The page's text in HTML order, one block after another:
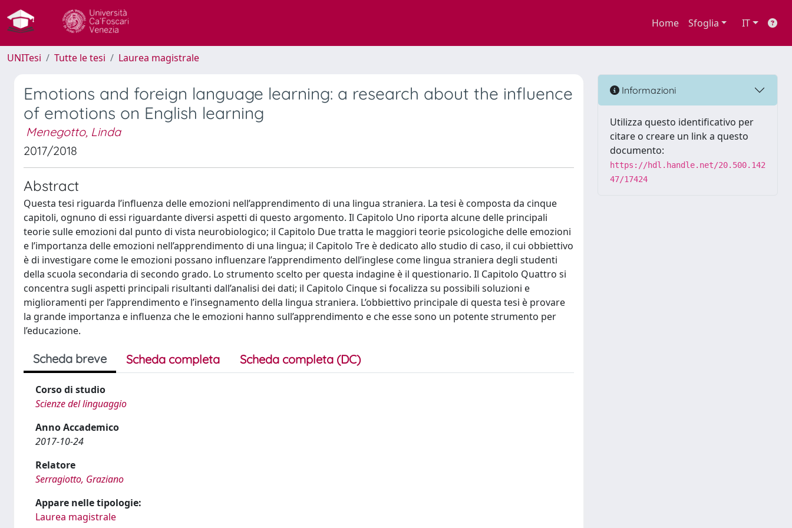
Home Sfoglia IT
UNITesi Tutte le tesi Laurea magistrale
Emotions and foreign language learning: a research about the influence
of emotions on English learning
Menegotto, Linda
2017/2018
Abstract
Questa tesi riguarda l’influenza delle emozioni nell’apprendimento di una lingua straniera. La tesi è composta da cinque
capitoli, ognuno di essi riguardante diversi aspetti di questo argomento. Il Capitolo Uno riporta alcune delle principali
teorie sulle emozioni dal punto di vista neurobiologico; il Capitolo Due tratta le maggiori teorie psicologiche delle emozioni
e l’importanza delle emozioni nell’apprendimento di una lingua; il Capitolo Tre è dedicato allo studio di caso, il cui obbiettivo
è di investigare come le emozioni possano influenzare l’apprendimento dell’inglese come lingua straniera degli studenti
della scuola secondaria di secondo grado. Lo strumento scelto per questa indagine è il questionario. Il Capitolo Quattro si
concentra sugli aspetti principali risultanti dall’analisi dei dati; il Capitolo Cinque si focalizza su possibili soluzioni e
miglioramenti per l’apprendimento e l’insegnamento della lingua straniera. L’obbiettivo principale di questa tesi è provare
la grande importanza e influenza che le emozioni hanno sull’apprendimento e che esse sono un potente strumento per
l’educazione.
Scheda breve Scheda completa Scheda completa (DC)
Corso di studio
Scienze del linguaggio
Anno Accademico
2017-10-24
Relatore
Serragiotto, Graziano
Appare nelle tipologie:
Laurea magistrale
Informazioni
Utilizza questo identificativo per
citare o creare un link a questo
documento:
https://hdl.handle.net/20.500.142
47/17424